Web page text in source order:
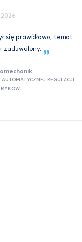
2026
się prawidłowo, temat
zadowolony.
REGULACJI